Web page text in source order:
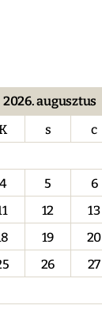
2026. augusztus
s c
4 5 6
12 13
19 20
26 27